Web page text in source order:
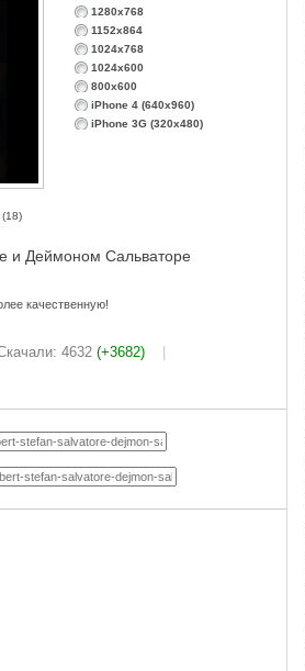
1280x768
1152x864
1024x768
1024x600
800x600
iPhone 4 (640x960)
iPhone 3G (320x480)
(18)
и Деймоном Сальваторе
качественную!
4632 (+3682)